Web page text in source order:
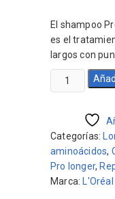
original
era:
El shampoo
es el
largos con
Shampoo
Pro
Cabello
Largo
y
Dañado
Categorías:
aminoácidos,
Pro longer,
Marca: